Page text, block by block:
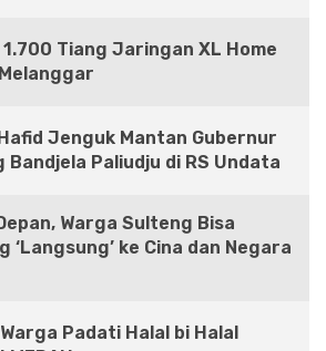
Tiang Jaringan XL Home
Jenguk Mantan Gubernur
Bandjela Paliudju di RS Undata
Warga Sulteng Bisa
‘Langsung’ ke Cina dan Negara
Padati Halal bi Halal